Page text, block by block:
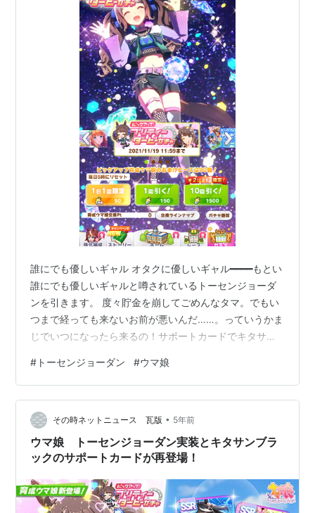
誰にでも優しいギャル オタクに優しいギャル━━━━もとい
誰にでも優しいギャルと噂されているトーセンジョーダ
ンを引きます。 度々貯金を崩してごめんなタマ。でもい
つまで経っても来ないお前が悪いんだ……。っていうかま
じでいつになったら来るの！サポートカードでキタサン
金の流れ来てるよこれ！ てことで回します！ 来い！オタ
クに優しいギャル来い！ うおおおおおおおおおおおおお
おお！！！！ 予想の斜め上です。 一応ギャルが来ました
が別のギャルです。 てことでゴールドシチーが来てくれ
ました！！やったああああああああああああ！！！！こ
れはこれでよーし！！ SSR…
# トーセンジョーダン #ウマ娘
その時ネットニュース 瓦版 • 5年前
ウマ娘 トーセンジョーダン実装とキタサンブラ
ックのサポートカードが再登場！